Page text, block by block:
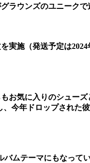
ウンズのユニーク
施（発送予定は
お気に入りのシュー
今年ドロップされ
ムテーマにもなっ